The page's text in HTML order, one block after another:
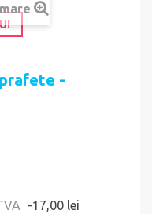
-
-17,00 lei